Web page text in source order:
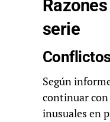
serie
Según
continuar con
inusuales en